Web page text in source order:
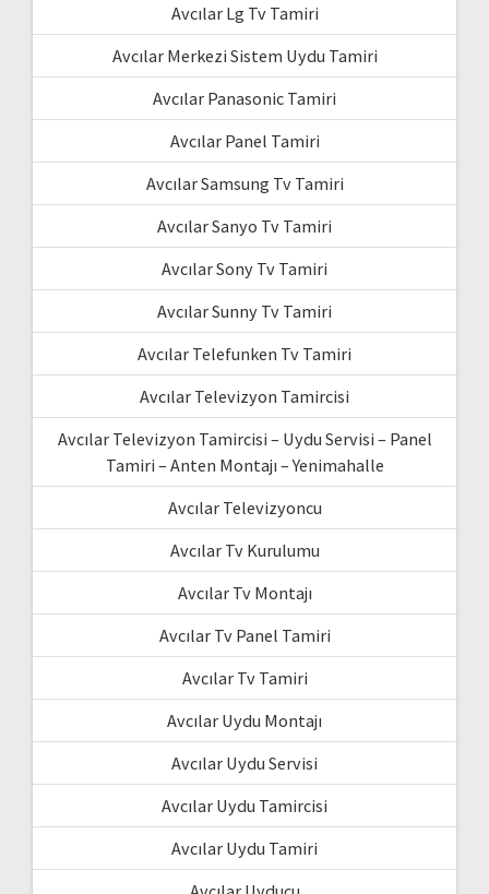
Avcılar Lg Tv Tamiri
Avcılar Merkezi Sistem Uydu Tamiri
Avcılar Panasonic Tamiri
Avcılar Panel Tamiri
Avcılar Samsung Tv Tamiri
Avcılar Sanyo Tv Tamiri
Avcılar Sony Tv Tamiri
Avcılar Sunny Tv Tamiri
Avcılar Telefunken Tv Tamiri
Avcılar Televizyon Tamircisi
Avcılar Televizyon Tamircisi – Uydu Servisi – Panel
Tamiri – Anten Montajı – Yenimahalle
Avcılar Televizyoncu
Avcılar Tv Kurulumu
Avcılar Tv Montajı
Avcılar Tv Panel Tamiri
Avcılar Tv Tamiri
Avcılar Uydu Montajı
Avcılar Uydu Servisi
Avcılar Uydu Tamircisi
Avcılar Uydu Tamiri